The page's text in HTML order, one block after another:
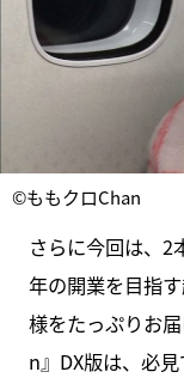
©ももクロChan
さらに今回は、
年の開業を目指
様をたっぷりお
n』DX版は、必見